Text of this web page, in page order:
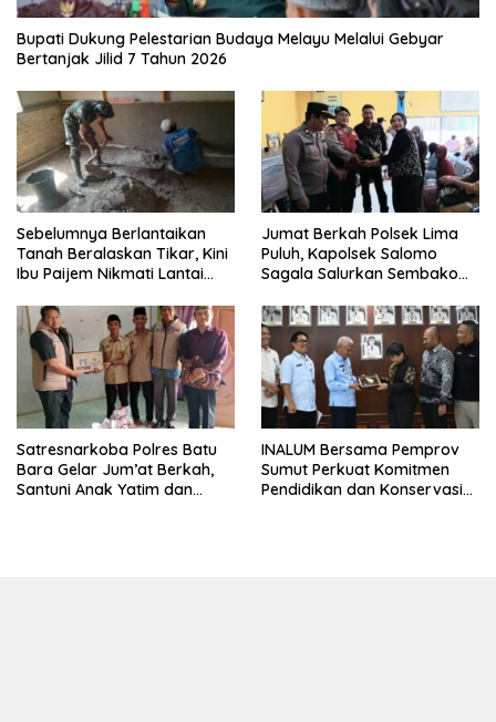
Bupati Dukung Pelestarian Budaya Melayu Melalui Gebyar
Bertanjak Jilid 7 Tahun 2026
Sebelumnya Berlantaikan
Tanah Beralaskan Tikar, Kini
Ibu Paijem Nikmati Lantai
Satgas TMMD Ke-129 Kodim
0208/Asahan
Jumat Berkah Polsek Lima
Puluh, Kapolsek Salomo
Sagala Salurkan Sembako
Gambus
Satresnarkoba Polres Batu
Bara Gelar Jum’at Berkah,
Santuni Anak Yatim dan
INALUM Bersama Pemprov
Sumut Perkuat Komitmen
Pendidikan dan Konservasi